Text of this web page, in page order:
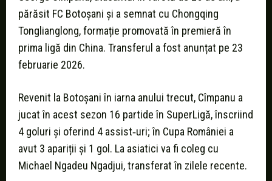
părăsit FC Botoșani și a semnat cu Chongqing
Tonglianglong, formație promovată în premieră în
prima ligă din China. Transferul a fost anunțat pe 23
februarie 2026.
Revenit la Botoșani în iarna anului trecut, Cîmpanu a
jucat în acest sezon 16 partide în SuperLigă, înscriind
4 goluri și oferind 4 assist‑uri; în Cupa României a
avut 3 apariții și 1 gol. La asiatici va fi coleg cu
Michael Ngadeu Ngadjui, transferat în zilele recente.